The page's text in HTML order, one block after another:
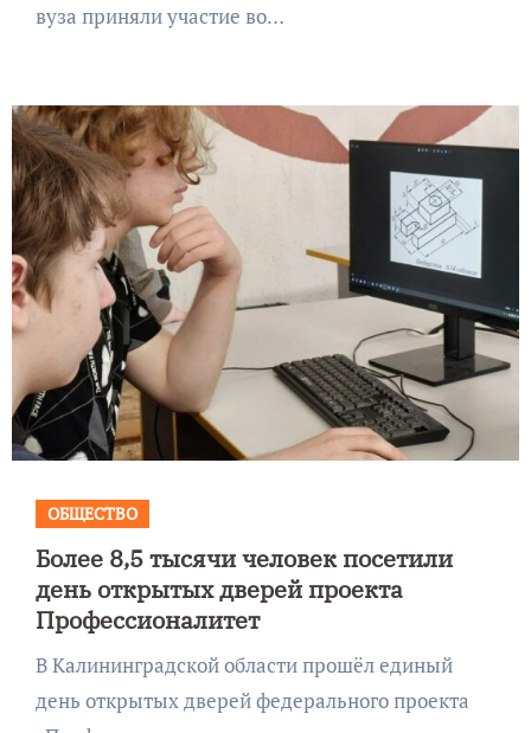
вуза приняли участие во…
ОБЩЕСТВО
Более 8,5 тысячи человек посетили
день открытых дверей проекта
Профессионалитет
В Калининградской области прошёл единый
день открытых дверей федерального проекта